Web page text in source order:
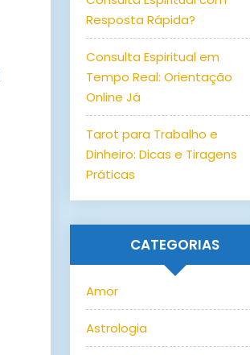
Resposta Rápida?
Consulta Espiritual em
Tempo Real: Orientação
Online Já
Tarot para Trabalho e
Dinheiro: Dicas e Tiragens
Práticas
CATEGORIAS
Amor
Astrologia